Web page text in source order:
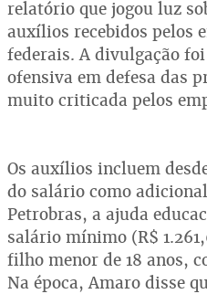
relatório que jogou luz
auxílios recebidos pelos
federais. A divulgação
ofensiva em defesa das
muito criticada pelos
Os auxílios incluem
do salário como
Petrobras, a ajuda
salário mínimo (R$
filho menor de 18 anos,
Na época, Amaro disse